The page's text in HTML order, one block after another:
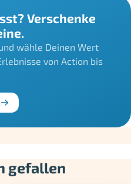
Verschenke
wähle Deinen Wert
von Action bis
gefallen